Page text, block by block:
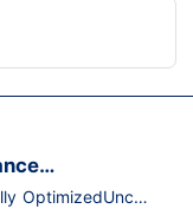
して、面接時にあ
ださい。その後、
ていただきます。
待ちしておりま
なんて経験はあり
は年功序列ではな
次第でいくらでも
しっかりご用意で
店長になった先輩
とにアナタも続き
だけではなく女性
ープ初の女性店長
言津貼
OptimizedUncon